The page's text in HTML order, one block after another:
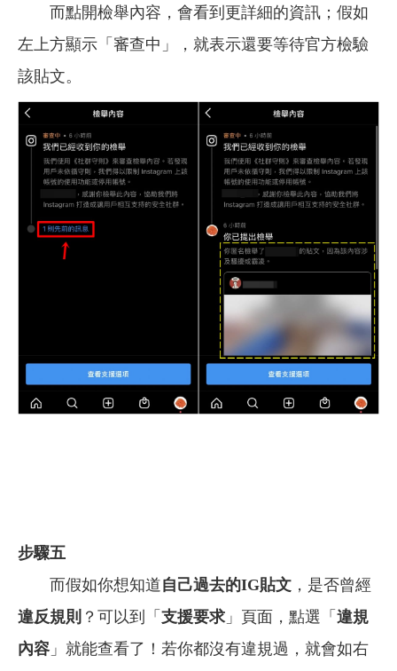
而點開檢舉內容，會看到更詳細的資訊；假如
左上方顯示「審查中」，就表示還要等待官方檢驗
該貼文。
步驟五
而假如你想知道自己過去的IG貼文 ，是否曾經
違反規則 ？可以到「 支援要求 」頁面，點選「 違規
內容 」就能查看了！若你都沒有違規過，就會如右